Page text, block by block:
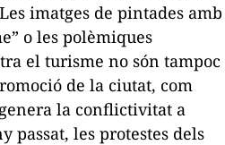
imatges de pintades amb
” o les polèmiques
el turisme no són tampoc
de la ciutat, com
la conflictivitat a
passat, les protestes dels